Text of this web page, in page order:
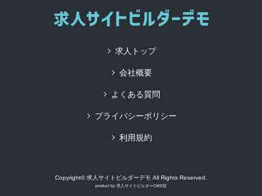
求人トップ
会社概要
よくある質問
プライバシーポリシー
利用規約
Copyright© 求人サイトビルダーデモ All Rights Reserved.
product by 求人サイトビルダーCMS型